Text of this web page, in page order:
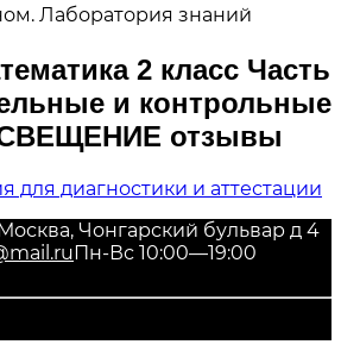
Лаборатория знаний
2 класс Часть
и контрольные
отзывы
для диагностики и аттестации
Москва, Чонгарский бульвар д 4
Пн-Вс 10:00—19:00